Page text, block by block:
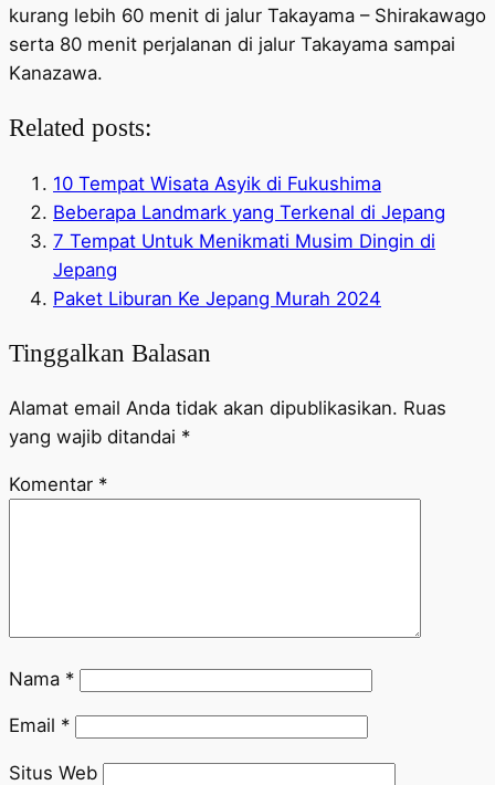
kurang lebih 60 menit di jalur Takayama – Shirakawago
serta 80 menit perjalanan di jalur Takayama sampai
Kanazawa.
Related posts:
10 Tempat Wisata Asyik di Fukushima
Beberapa Landmark yang Terkenal di Jepang
7 Tempat Untuk Menikmati Musim Dingin di
Jepang
Paket Liburan Ke Jepang Murah 2024
Tinggalkan Balasan
Alamat email Anda tidak akan dipublikasikan. Ruas
yang wajib ditandai *
Komentar *
Nama *
Email *
Situs Web